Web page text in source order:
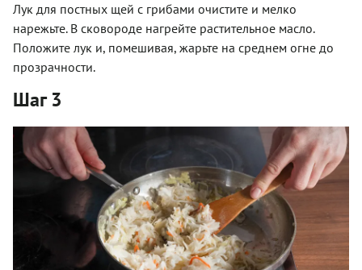
Лук для постных щей с грибами очистите и мелко
нарежьте. В сковороде нагрейте растительное масло.
Положите лук и, помешивая, жарьте на среднем огне до
прозрачности.
Шаг 3